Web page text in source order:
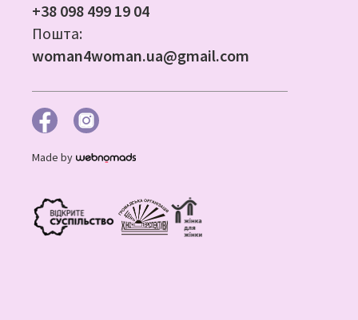
+38 098 499 19 04
Пошта:
woman4woman.ua@gmail.com
Made by